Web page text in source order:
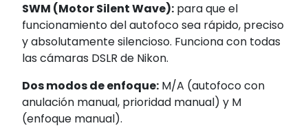
SWM (Motor Silent Wave): para que el
funcionamiento del autofoco sea rápido, preciso
y absolutamente silencioso. Funciona con todas
las cámaras DSLR de Nikon.
Dos modos de enfoque: M/A (autofoco con
anulación manual, prioridad manual) y M
(enfoque manual).